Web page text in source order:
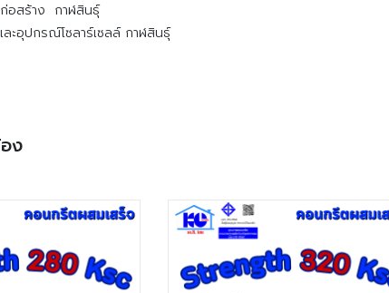
ก่อสร้าง กาฬสินธุ์
ละอุปกรณ์โซลาร์เซลล์ กาฬสินธุ์
ง